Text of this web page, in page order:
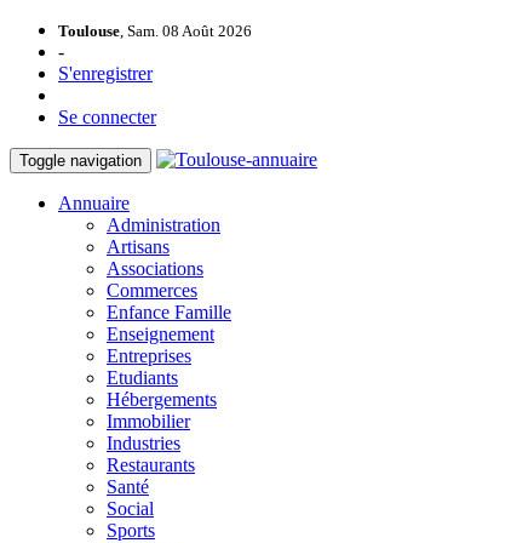
Toulouse, Sam. 08 Août 2026
-
S'enregistrer
Se connecter
Toggle navigation
Annuaire
Administration
Artisans
Associations
Commerces
Enfance Famille
Enseignement
Entreprises
Etudiants
Hébergements
Immobilier
Industries
Restaurants
Santé
Social
Sports